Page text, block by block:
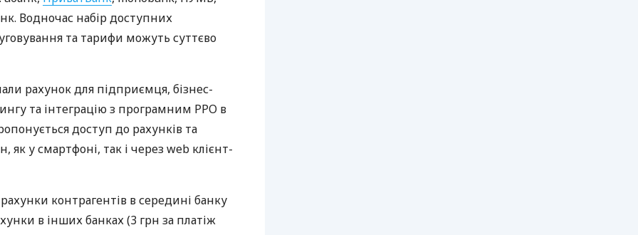
Водночас набір доступних
та тарифи можуть суттєво
рахунок для підприємця, бізнес-
та інтеграцію з програмним РРО в
доступ до рахунків та
як у смартфоні, так і через web клієнт-
контрагентів в середині банку
в інших банках (3 грн за платіж